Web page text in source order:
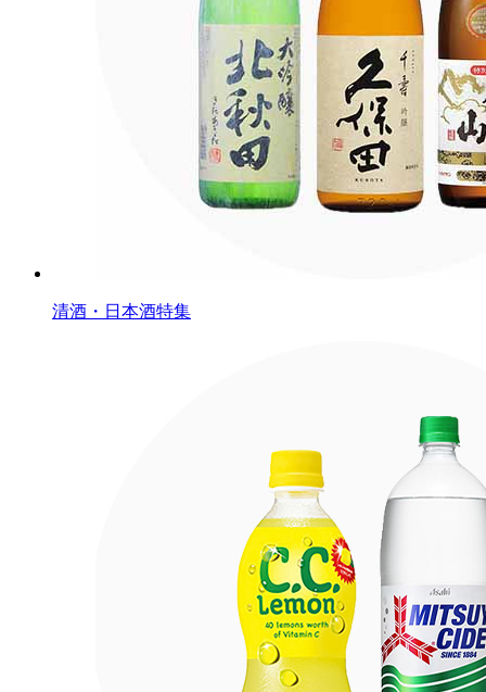
清酒・日本酒特集